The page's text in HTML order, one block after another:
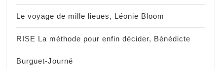
Le voyage de mille lieues, Léonie Bloom
RISE La méthode pour enfin décider, Bénédicte
Burguet-Journé